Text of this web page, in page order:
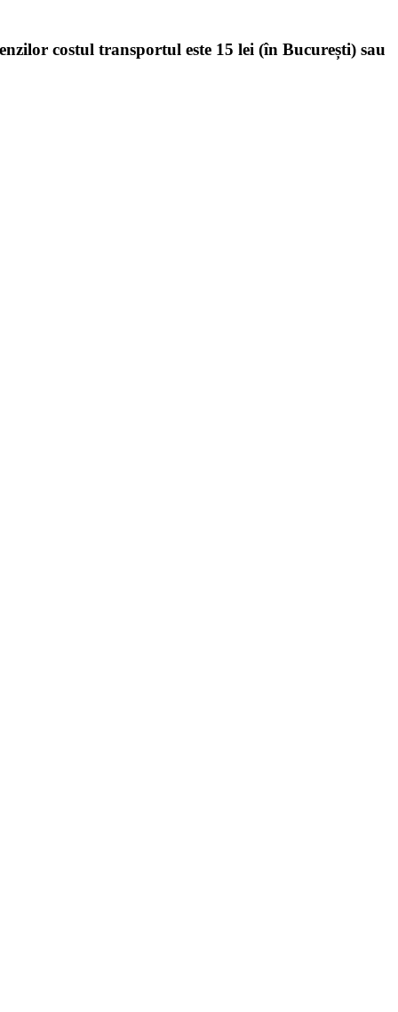
costul transportul este 15 lei (în București) sau